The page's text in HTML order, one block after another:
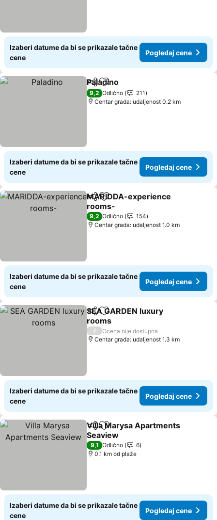
Izaberi datume da bi se prikazale tačne
cene
Pogledaj cene
Deli Dodati u favorite
Paladino
9,2 Odlično
211
Centar grada: udaljenost 0.2 km
Izaberi datume da bi se prikazale tačne
cene
Pogledaj cene
Deli Dodati u favorite
MARIDDA-experience
rooms-
Pogledaj cene
9,2 Odlično
154
Centar grada: udaljenost 1.0 km
Izaberi datume da bi se prikazale tačne
cene
Pogledaj cene
Deli Dodati u favorite
SEA GARDEN luxury
rooms
Pogledaj cene
/
Ocena nije dostupna
Centar grada: udaljenost 1.3 km
Izaberi datume da bi se prikazale tačne
cene
Pogledaj cene
Deli Dodati u favorite
Villa Marysa Apartments
Seaview
Pogledaj cene
9,1 Odlično
6
0.1 km od plaže
Izaberi datume da bi se prikazale tačne
cene
Pogledaj cene